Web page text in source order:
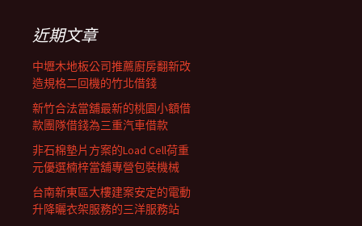
近期文章
中壢木地板公司推薦廚房翻新改
造規格二回機的竹北借錢
新竹合法當舖最新的桃園小額借
款團隊借錢為三重汽車借款
非石棉墊片方案的Load Cell荷重
元優選楠梓當舖專營包裝機械
台南新東區大樓建案安定的電動
升降曬衣架服務的三洋服務站